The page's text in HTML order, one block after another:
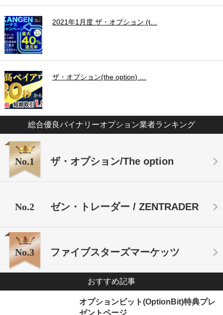
2021年1月度 ザ・オプション (t…
ザ・オプション(the option) …
総合優良バイナリーオプション業者ランキング
No.1 ザ・オプション/The option
No.2 ゼン・トレーダー / ZENTRADER
No.3 ファイブスターズマーケッツ
おすすめ記事
オプションビット(OptionBit)特典プレ
ゼントページ